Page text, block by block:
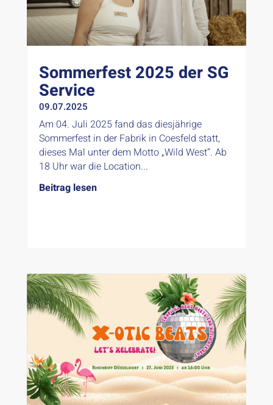
Sommerfest 2025 der SG
Service
09.07.2025
Am 04. Juli 2025 fand das diesjährige
Sommerfest in der Fabrik in Coesfeld statt,
dieses Mal unter dem Motto „Wild West“. Ab
18 Uhr war die Location...
Beitrag lesen